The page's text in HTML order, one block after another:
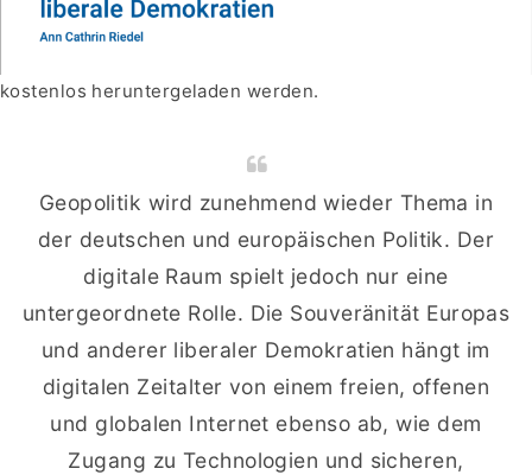
kostenlos heruntergeladen werden.
Geopolitik wird zunehmend wieder Thema in
der deutschen und europäischen Politik. Der
digitale Raum spielt jedoch nur eine
untergeordnete Rolle. Die Souveränität Europas
und anderer liberaler Demokratien hängt im
digitalen Zeitalter von einem freien, offenen
und globalen Internet ebenso ab, wie dem
Zugang zu Technologien und sicheren,